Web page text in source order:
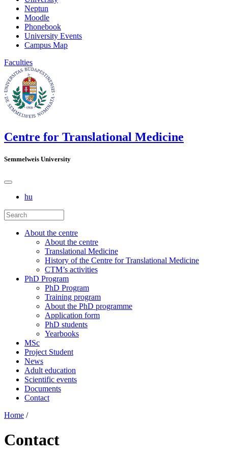
Neptun
Moodle
Phonebook
University Events
Campus Map
Faculties
Centre for Translational Medicine
Semmelweis University
hu
About the centre
About the centre
Translational Medicine
History of the Centre for Translational Medicine
CTM’s activities
PhD Program
PhD Program
Training program
About the PhD programme
Application form
PhD students
Yearbooks
MSc
Project Student
News
Adult education
Scientific events
Documents
Contact
Home /
Contact